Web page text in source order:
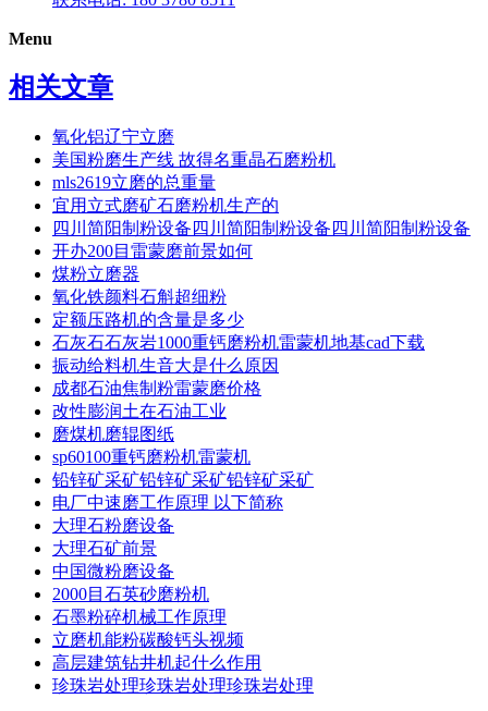
Menu
相关文章
氧化铝辽宁立磨
美国粉磨生产线 故得名重晶石磨粉机
mls2619立磨的总重量
宜用立式磨矿石磨粉机生产的
四川简阳制粉设备四川简阳制粉设备四川简阳制粉设备
开办200目雷蒙磨前景如何
煤粉立磨器
氧化铁颜料石斛超细粉
定额压路机的含量是多少
石灰石石灰岩1000重钙磨粉机雷蒙机地基cad下载
振动给料机生音大是什么原因
成都石油焦制粉雷蒙磨价格
改性膨润土在石油工业
磨煤机磨辊图纸
sp60100重钙磨粉机雷蒙机
铅锌矿采矿铅锌矿采矿铅锌矿采矿
电厂中速磨工作原理 以下简称
大理石粉磨设备
大理石矿前景
中国微粉磨设备
2000目石英砂磨粉机
石墨粉碎机械工作原理
立磨机能粉碳酸钙头视频
高层建筑钻井机起什么作用
珍珠岩处理珍珠岩处理珍珠岩处理